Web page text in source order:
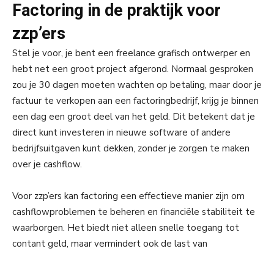
Factoring in de praktijk voor
zzp’ers
Stel je voor, je bent een freelance grafisch ontwerper en
hebt net een groot project afgerond. Normaal gesproken
zou je 30 dagen moeten wachten op betaling, maar door je
factuur te verkopen aan een factoringbedrijf, krijg je binnen
een dag een groot deel van het geld. Dit betekent dat je
direct kunt investeren in nieuwe software of andere
bedrijfsuitgaven kunt dekken, zonder je zorgen te maken
over je cashflow.
Voor zzp’ers kan factoring een effectieve manier zijn om
cashflowproblemen te beheren en financiële stabiliteit te
waarborgen. Het biedt niet alleen snelle toegang tot
contant geld, maar vermindert ook de last van